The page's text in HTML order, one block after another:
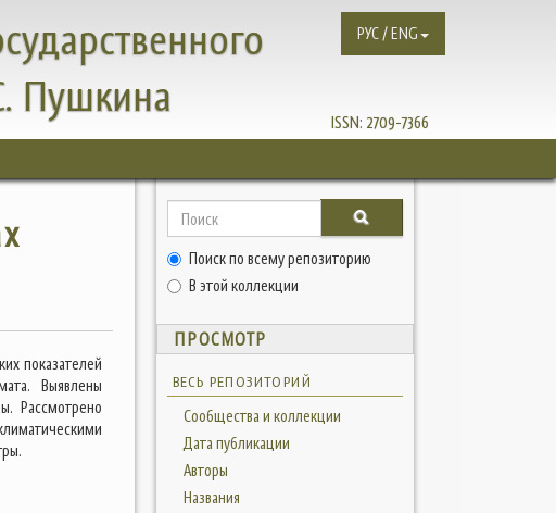
Пушкина
ISSN: 2709-7366
РУС / ENG
показателей
Выявлены
Рассмотрено
Поиск по всему репозиторию
В этой коллекции
ПРОСМОТР
ВЕСЬ РЕПОЗИТОРИЙ
Сообщества и коллекции
Дата публикации
Авторы
Названия